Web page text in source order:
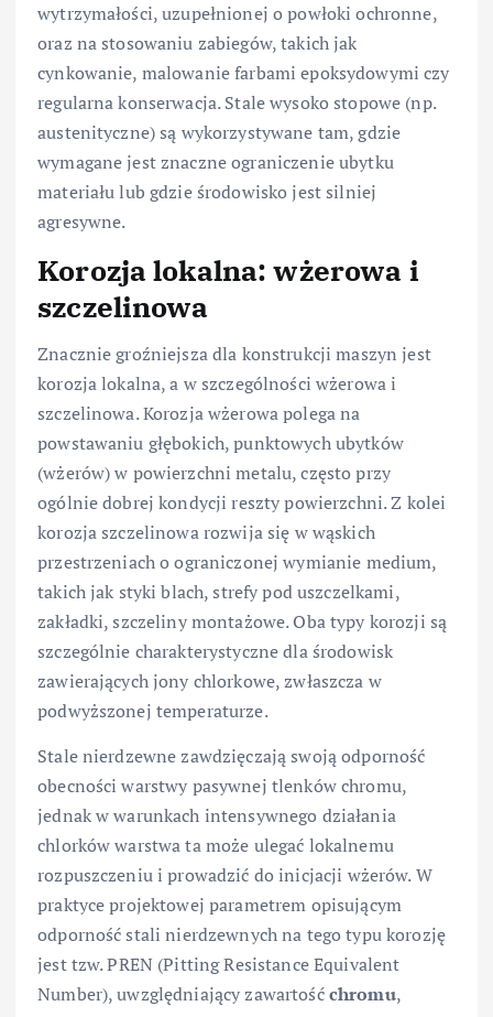
wytrzymałości, uzupełnionej o powłoki ochronne,
oraz na stosowaniu zabiegów, takich jak
cynkowanie, malowanie farbami epoksydowymi czy
regularna konserwacja. Stale wysoko stopowe (np.
austenityczne) są wykorzystywane tam, gdzie
wymagane jest znaczne ograniczenie ubytku
materiału lub gdzie środowisko jest silniej
agresywne.
Korozja lokalna: wżerowa i
szczelinowa
Znacznie groźniejsza dla konstrukcji maszyn jest
korozja lokalna, a w szczególności wżerowa i
szczelinowa. Korozja wżerowa polega na
powstawaniu głębokich, punktowych ubytków
(wżerów) w powierzchni metalu, często przy
ogólnie dobrej kondycji reszty powierzchni. Z kolei
korozja szczelinowa rozwija się w wąskich
przestrzeniach o ograniczonej wymianie medium,
takich jak styki blach, strefy pod uszczelkami,
zakładki, szczeliny montażowe. Oba typy korozji są
szczególnie charakterystyczne dla środowisk
zawierających jony chlorkowe, zwłaszcza w
podwyższonej temperaturze.
Stale nierdzewne zawdzięczają swoją odporność
obecności warstwy pasywnej tlenków chromu,
jednak w warunkach intensywnego działania
chlorków warstwa ta może ulegać lokalnemu
rozpuszczeniu i prowadzić do inicjacji wżerów. W
praktyce projektowej parametrem opisującym
odporność stali nierdzewnych na tego typu korozję
jest tzw. PREN (Pitting Resistance Equivalent
Number), uwzględniający zawartośćchromu,